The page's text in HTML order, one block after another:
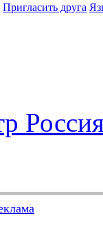
Пригласить друга